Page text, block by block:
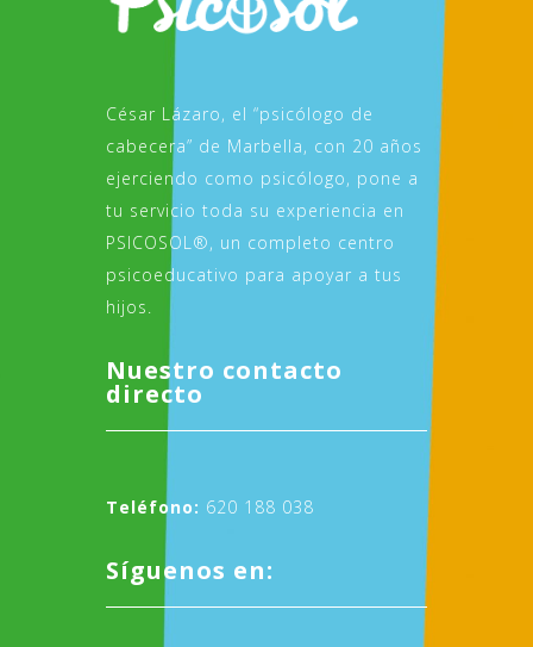
César Lázaro, el “psicólogo de
cabecera” de Marbella, con 20 años
ejerciendo como psicólogo, pone a
tu servicio toda su experiencia en
PSICOSOL®, un completo centro
psicoeducativo para apoyar a tus
hijos.
Nuestro contacto
directo
Teléfono: 620 188 038
Síguenos en: